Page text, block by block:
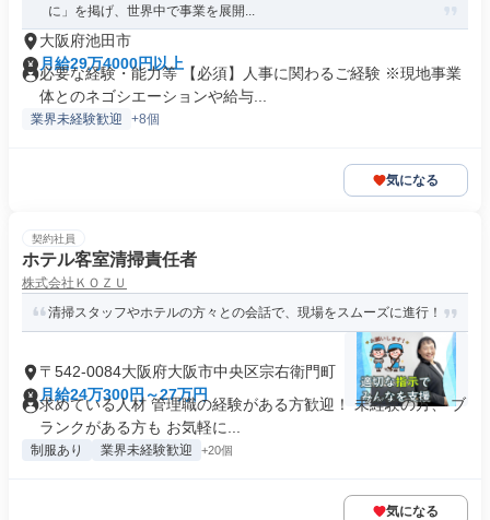
に」を掲げ、世界中で事業を展開...
大阪府池田市
月給29万4000円以上
必要な経験・能力等 【必須】人事に関わるご経験 ※現地事業
体とのネゴシエーションや給与...
業界未経験歓迎 +8個
気になる
契約社員
ホテル客室清掃責任者
株式会社ＫＯＺＵ
清掃スタッフやホテルの方々との会話で、現場をスムーズに進行！
〒542-0084大阪府大阪市中央区宗右衛門町
月給24万300円～27万円
求めている人材 管理職の経験がある方歓迎！ 未経験の方、 ブ
ランクがある方も お気軽に...
制服あり 業界未経験歓迎 +20個
気になる